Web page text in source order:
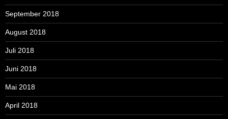
September 2018
August 2018
Juli 2018
Juni 2018
Mai 2018
April 2018